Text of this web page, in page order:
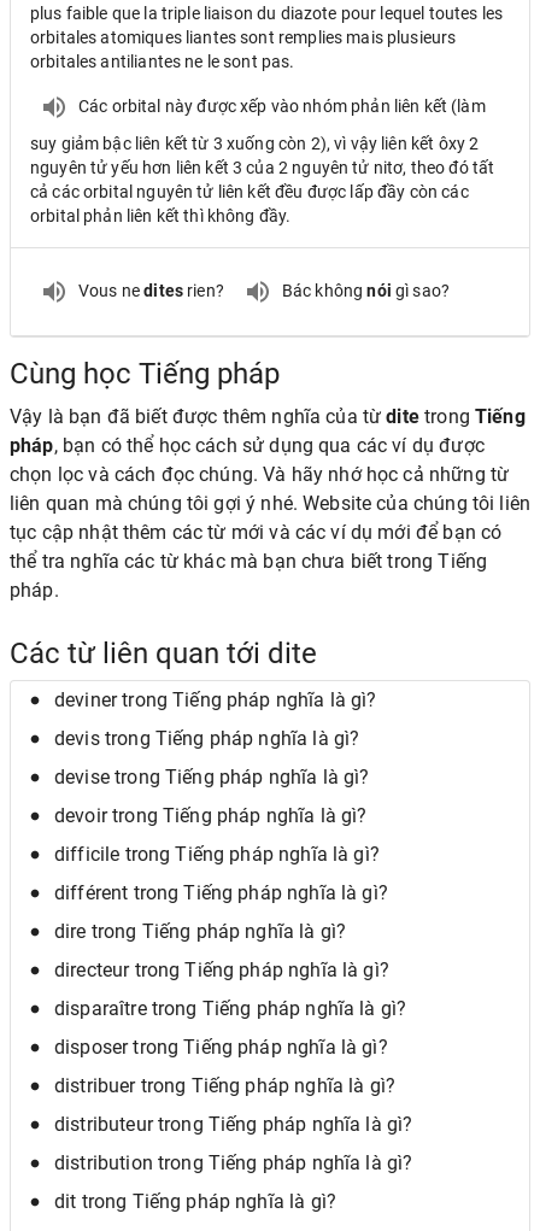
plus faible que la triple liaison du diazote pour lequel toutes les
orbitales atomiques liantes sont remplies mais plusieurs
orbitales antiliantes ne le sont pas.
Các orbital này được xếp vào nhóm phản liên kết (làm
suy giảm bậc liên kết từ 3 xuống còn 2), vì vậy liên kết ôxy 2
nguyên tử yếu hơn liên kết 3 của 2 nguyên tử nitơ, theo đó tất
cả các orbital nguyên tử liên kết đều được lấp đầy còn các
orbital phản liên kết thì không đầy.
Vous neditesrien? Bác khôngnói gì sao?
Cùng học Tiếng pháp
Vậy là bạn đã biết được thêm nghĩa của từditetrong Tiếng
pháp, bạn có thể học cách sử dụng qua các ví dụ được
chọn lọc và cách đọc chúng. Và hãy nhớ học cả những từ
liên quan mà chúng tôi gợi ý nhé. Website của chúng tôi liên
tục cập nhật thêm các từ mới và các ví dụ mới để bạn có
thể tra nghĩa các từ khác mà bạn chưa biết trong Tiếng
pháp.
Các từ liên quan tới dite
deviner trong Tiếng pháp nghĩa là gì?
devis trong Tiếng pháp nghĩa là gì?
devise trong Tiếng pháp nghĩa là gì?
devoir trong Tiếng pháp nghĩa là gì?
difficile trong Tiếng pháp nghĩa là gì?
différent trong Tiếng pháp nghĩa là gì?
dire trong Tiếng pháp nghĩa là gì?
directeur trong Tiếng pháp nghĩa là gì?
disparaître trong Tiếng pháp nghĩa là gì?
disposer trong Tiếng pháp nghĩa là gì?
distribuer trong Tiếng pháp nghĩa là gì?
distributeur trong Tiếng pháp nghĩa là gì?
distribution trong Tiếng pháp nghĩa là gì?
dit trong Tiếng pháp nghĩa là gì?